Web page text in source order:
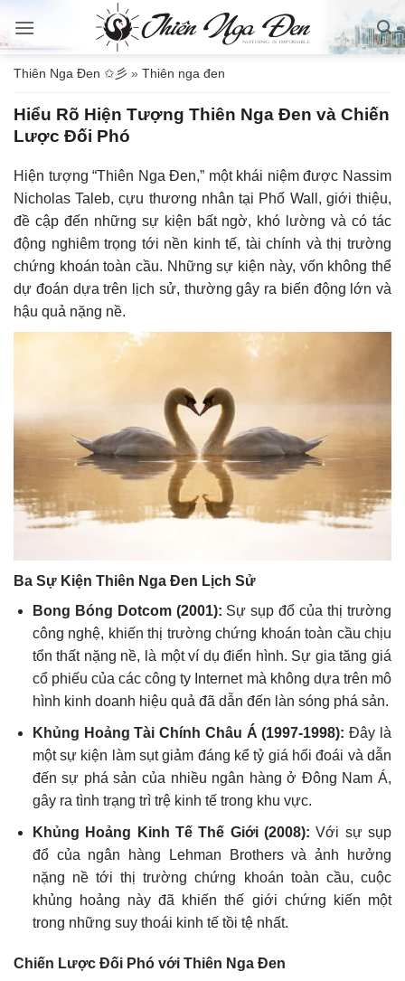
qua
dungThiên Nga Đen ✩彡 » Thiên nga đen
Hiểu Rõ Hiện Tượng Thiên Nga Đen và Chiến
Lược Đối Phó
Hiện tượng “Thiên Nga Đen,” một khái niệm được Nassim
Nicholas Taleb, cựu thương nhân tại Phố Wall, giới thiệu,
đề cập đến những sự kiện bất ngờ, khó lường và có tác
động nghiêm trọng tới nền kinh tế, tài chính và thị trường
chứng khoán toàn cầu. Những sự kiện này, vốn không thể
dự đoán dựa trên lịch sử, thường gây ra biến động lớn và
hậu quả nặng nề.
Ba Sự Kiện Thiên Nga Đen Lịch Sử
Bong Bóng Dotcom (2001): Sự sụp đổ của thị trường
công nghệ, khiến thị trường chứng khoán toàn cầu chịu
tổn thất nặng nề, là một ví dụ điển hình. Sự gia tăng giá
cổ phiếu của các công ty Internet mà không dựa trên mô
hình kinh doanh hiệu quả đã dẫn đến làn sóng phá sản.
Khủng Hoảng Tài Chính Châu Á (1997-1998): Đây là
một sự kiện làm sụt giảm đáng kể tỷ giá hối đoái và dẫn
đến sự phá sản của nhiều ngân hàng ở Đông Nam Á,
gây ra tình trạng trì trệ kinh tế trong khu vực.
Khủng Hoảng Kinh Tế Thế Giới (2008): Với sự sụp
đổ của ngân hàng Lehman Brothers và ảnh hưởng
nặng nề tới thị trường chứng khoán toàn cầu, cuộc
khủng hoảng này đã khiến thế giới chứng kiến một
trong những suy thoái kinh tế tồi tệ nhất.
Chiến Lược Đối Phó với Thiên Nga Đen